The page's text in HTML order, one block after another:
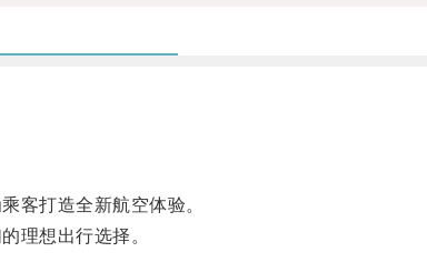
打造全新航空体验。
理想出行选择。